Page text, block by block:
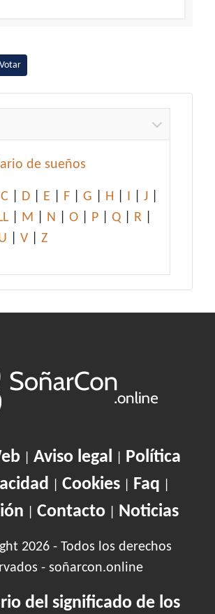
de sueños
C D E F G H I J
M N O P Q R
V Z
| Aviso legal
Política
Cookies Faq
Contacto| Noticias
2026 - Todos los derechos
- soñarcon.online
del significado de los